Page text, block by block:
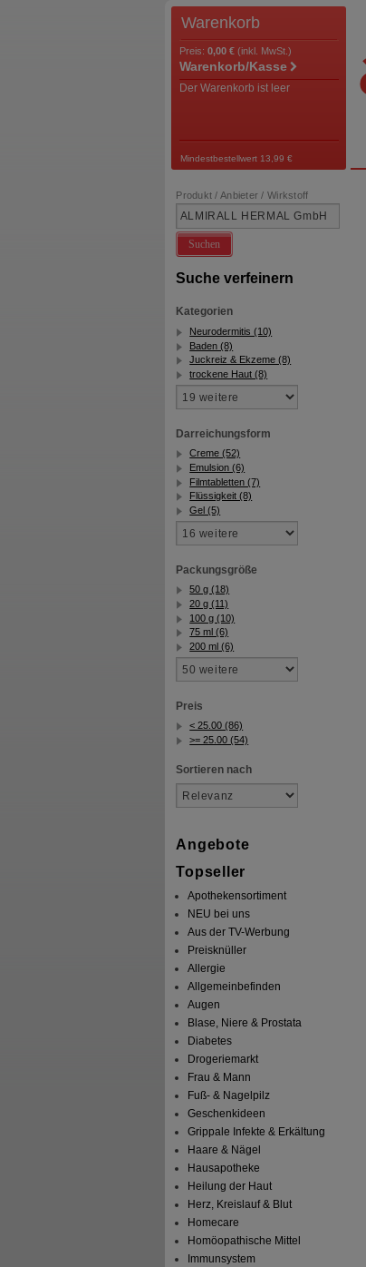
Warenkorb
Preis: 0,00 € (inkl. MwSt.)
Warenkorb/Kasse
Der Warenkorb ist leer
Mindestbestellwert 13,99 €
Produkt / Anbieter / Wirkstoff
Suchen
Suche verfeinern
Kategorien
Neurodermitis (10)
Baden (8)
Juckreiz & Ekzeme (8)
trockene Haut (8)
Darreichungsform
Creme (52)
Emulsion (6)
Filmtabletten (7)
Flüssigkeit (8)
Gel (5)
Packungsgröße
50 g (18)
20 g (11)
100 g (10)
75 ml (6)
200 ml (6)
Preis
< 25.00 (86)
>= 25.00 (54)
Sortieren nach
Angebote
Topseller
Apothekensortiment
NEU bei uns
Aus der TV-Werbung
Preisknüller
Allergie
Allgemeinbefinden
Augen
Blase, Niere & Prostata
Diabetes
Drogeriemarkt
Frau & Mann
Fuß- & Nagelpilz
Geschenkideen
Grippale Infekte & Erkältung
Haare & Nägel
Hausapotheke
Heilung der Haut
Herz, Kreislauf & Blut
Homecare
Homöopathische Mittel
Immunsystem